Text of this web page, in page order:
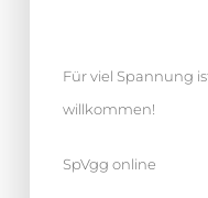
Für viel Spannung
willkommen!
SpVgg online